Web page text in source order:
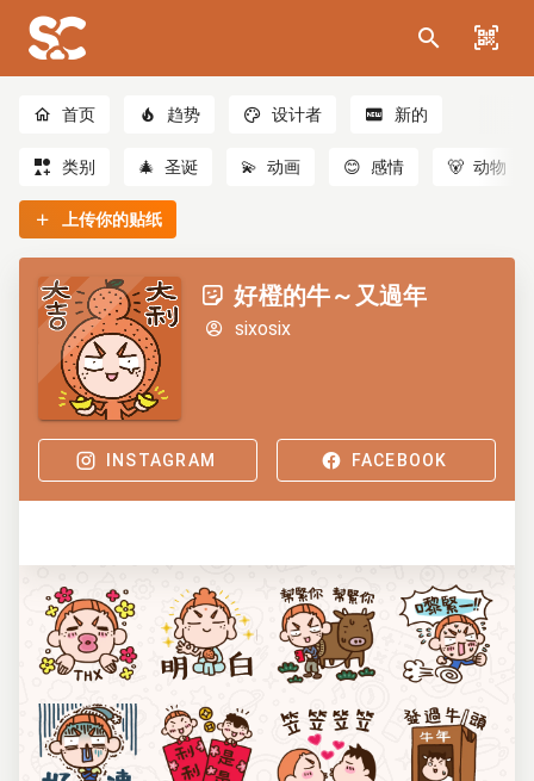
首页 趋势 设计者 新的
类别 🎄 圣诞 💫 动画 😊 感情 🐻 动物
上传你的贴纸
好橙的牛～又過年
sixosix
INSTAGRAM FACEBOOK